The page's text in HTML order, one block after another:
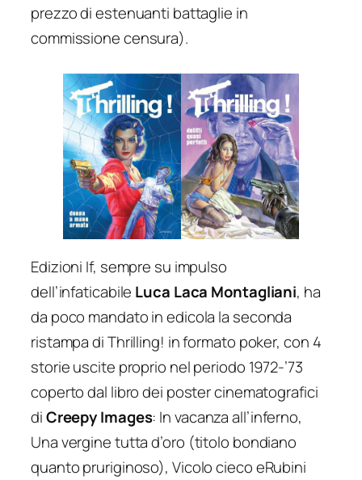
prezzo di estenuanti battaglie in
commissione censura).
Edizioni If, sempre su impulso
dell’infaticabile Luca Laca Montagliani, ha
da poco mandato in edicola la seconda
ristampa diThrilling! in formato poker, con 4
storie uscite proprio nel periodo 1972-’73
coperto dal libro dei poster cinematografici
diCreepy Images: In vacanza all’inferno,
Una vergine tutta d’oro (titolo bondiano
quanto pruriginoso), Vicolo ciecoeRubini